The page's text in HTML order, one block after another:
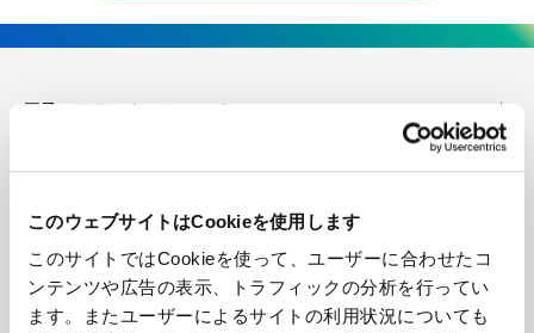
このウェブサイトはCookieを使用します
このサイトではCookieを使って、ユーザーに合わせたコ
ンテンツや広告の表示、トラフィックの分析を行ってい
ます。またユーザーによるサイトの利用状況についても
王子エフテックスについて
企業情報
製品紹介